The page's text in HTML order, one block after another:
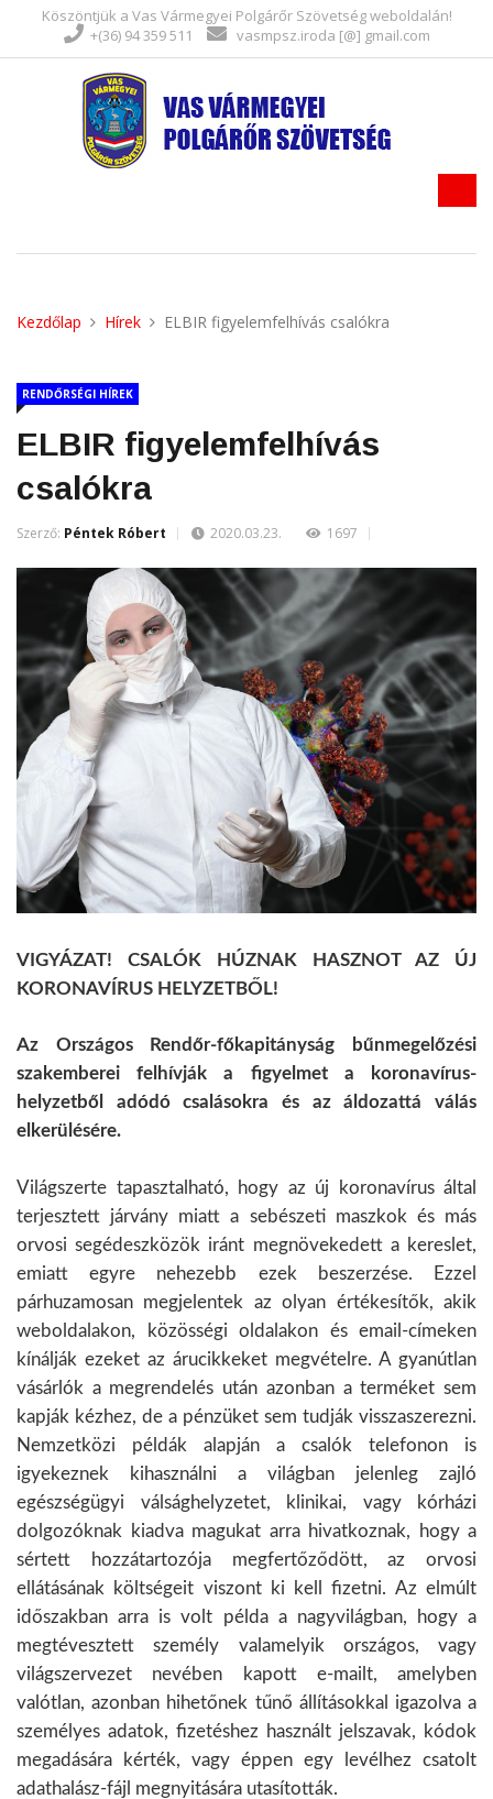
Köszöntjük a Vas Vármegyei Polgárőr Szövetség weboldalán!
+(36) 94 359 511
vasmpsz.iroda [@] gmail.com
Kezdőlap Hírek ELBIR figyelemfelhívás csalókra
RENDŐRSÉGI HÍREK
ELBIR figyelemfelhívás
csalókra
Szerző: Péntek Róbert 2020.03.23. 1697
VIGYÁZAT! CSALÓK HÚZNAK HASZNOT AZ ÚJ
KORONAVÍRUS HELYZETBŐL!
Az Országos Rendőr-főkapitányság bűnmegelőzési
szakemberei felhívják a figyelmet a koronavírus-
helyzetből adódó csalásokra és az áldozattá válás
elkerülésére.
Világszerte tapasztalható, hogy az új koronavírus által
terjesztett járvány miatt a sebészeti maszkok és más
orvosi segédeszközök iránt megnövekedett a kereslet,
emiatt egyre nehezebb ezek beszerzése. Ezzel
párhuzamosan megjelentek az olyan értékesítők, akik
weboldalakon, közösségi oldalakon és email-címeken
kínálják ezeket az árucikkeket megvételre. A gyanútlan
vásárlók a megrendelés után azonban a terméket sem
kapják kézhez, de a pénzüket sem tudják visszaszerezni.
Nemzetközi példák alapján a csalók telefonon is
igyekeznek kihasználni a világban jelenleg zajló
egészségügyi válsághelyzetet, klinikai, vagy kórházi
dolgozóknak kiadva magukat arra hivatkoznak, hogy a
sértett hozzátartozója megfertőződött, az orvosi
ellátásának költségeit viszont ki kell fizetni. Az elmúlt
időszakban arra is volt példa a nagyvilágban, hogy a
megtévesztett személy valamelyik országos, vagy
világszervezet nevében kapott e-mailt, amelyben
valótlan, azonban hihetőnek tűnő állításokkal igazolva a
személyes adatok, fizetéshez használt jelszavak, kódok
megadására kérték, vagy éppen egy levélhez csatolt
adathalász-fájl megnyitására utasították.